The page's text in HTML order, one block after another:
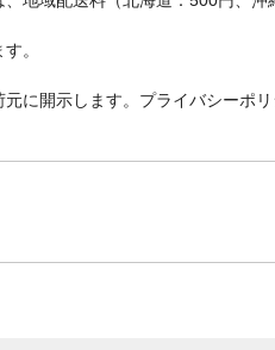
。
に開示します。プライバシーポ